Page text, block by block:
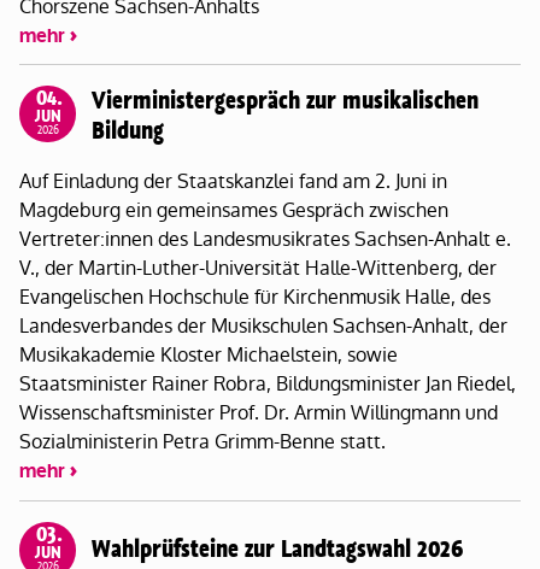
Chorszene Sachsen-Anhalts
mehr
04.
JUN
2026
Vierministergespräch zur musikalischen
Bildung
Auf Einladung der Staatskanzlei fand am 2. Juni in
Magdeburg ein gemeinsames Gespräch zwischen
Vertreter:innen des Landesmusikrates Sachsen-Anhalt e.
V., der Martin-Luther-Universität Halle-Wittenberg, der
Evangelischen Hochschule für Kirchenmusik Halle, des
Landesverbandes der Musikschulen Sachsen-Anhalt, der
Musikakademie Kloster Michaelstein, sowie
Staatsminister Rainer Robra, Bildungsminister Jan Riedel,
Wissenschaftsminister Prof. Dr. Armin Willingmann und
Sozialministerin Petra Grimm-Benne statt.
mehr
03.
JUN
2026 Wahlprüfsteine zur Landtagswahl 2026